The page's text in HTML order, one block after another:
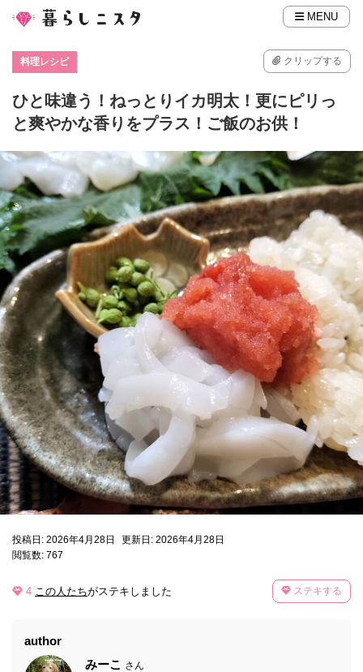
MENU
料理レシピ クリップする
ひと味違う！ねっとりイカ明太！更にピリっ
と爽やかな香りをプラス！ご飯のお供！
投稿日: 2026年4月28日
更新日: 2026年4月28日
閲覧数: 767
4 この人たちがステキしました ステキする
author
みーこ さん